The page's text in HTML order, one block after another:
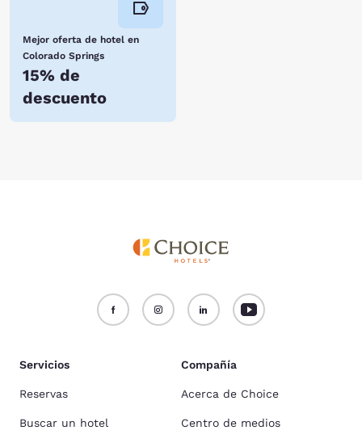
Mejor oferta de hotel en
Colorado Springs
15% de
descuento
Servicios
Reservas
Buscar un hotel
Compañía
Acerca de Choice
Centro de medios